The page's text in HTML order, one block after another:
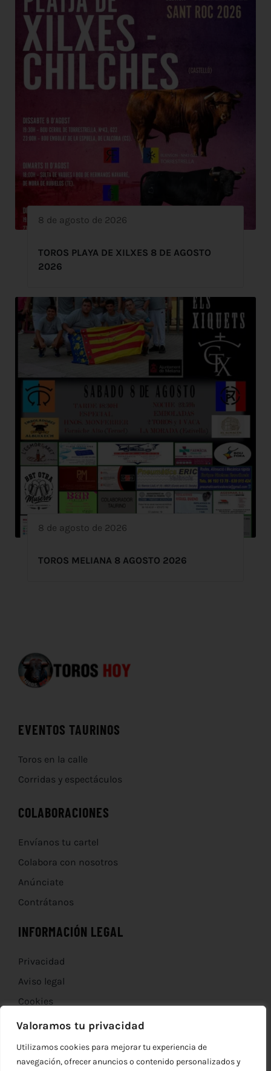
Valoramos tu privacidad
Utilizamos cookies para mejorar tu experiencia de
navegación, ofrecer anuncios o contenido personalizados y
8 de agosto de 2026
TOROS PLAYA DE XILXES 8 DE AGOSTO
2026
8 de agosto de 2026
TOROS MELIANA 8 AGOSTO 2026
EVENTOS TAURINOS
Toros en la calle
Corridas y espectáculos
COLABORACIONES
Envíanos tu cartel
Colabora con nosotros
Anúnciate
Contrátanos
INFORMACIÓN LEGAL
Privacidad
Aviso legal
Cookies
Devoluciones